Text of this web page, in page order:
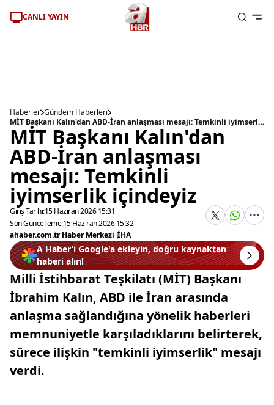
CANLI YAYIN
Haberler Gündem Haberleri
MİT Başkanı Kalın'dan ABD-İran anlaşması mesajı: Temkinli iyimserlik içindeyiz
MİT Başkanı Kalın'dan
ABD-İran anlaşması
mesajı: Temkinli
iyimserlik içindeyiz
Giriş Tarihi:15 Haziran 2026 15:31
Son Güncelleme:15 Haziran 2026 15:32
ahaber.com.tr Haber Merkezi |İHA
A Haber’i Google'a ekleyin, doğru kaynaktan
haberi alın!
Milli İstihbarat Teşkilatı (MİT) Başkanı
İbrahim Kalın, ABD ile İran arasında
anlaşma sağlandığına yönelik haberleri
memnuniyetle karşıladıklarını belirterek,
sürece ilişkin "temkinli iyimserlik" mesajı
verdi.